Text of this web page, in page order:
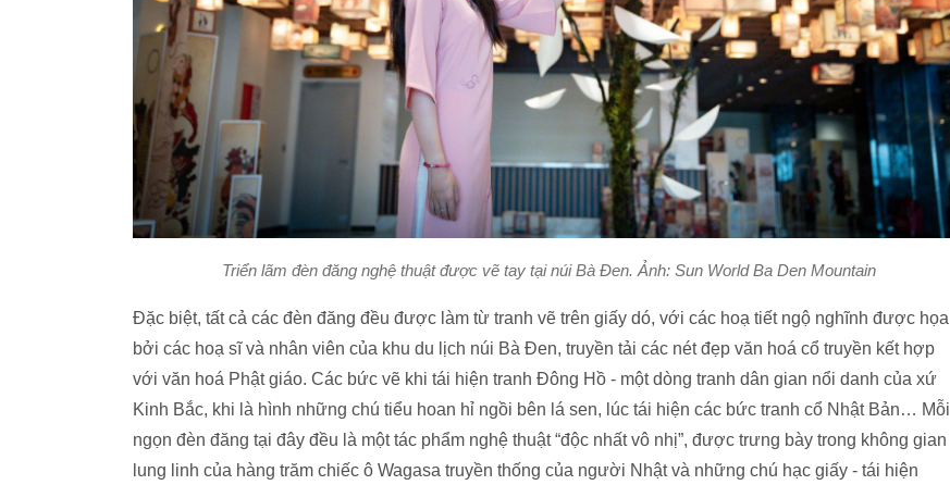
Triển lãm đèn đăng nghệ thuật được vẽ tay tại núi Bà Đen. Ảnh: Sun World Ba Den Mountain
Đặc biệt, tất cả các đèn đăng đều được làm từ tranh vẽ trên giấy dó, với các hoạ tiết ngộ nghĩnh được họa
bởi các hoạ sĩ và nhân viên của khu du lịch núi Bà Đen, truyền tải các nét đẹp văn hoá cổ truyền kết hợp
với văn hoá Phật giáo. Các bức vẽ khi tái hiện tranh Đông Hồ - một dòng tranh dân gian nổi danh của xứ
Kinh Bắc, khi là hình những chú tiểu hoan hỉ ngồi bên lá sen, lúc tái hiện các bức tranh cổ Nhật Bản… Mỗi
ngọn đèn đăng tại đây đều là một tác phẩm nghệ thuật “độc nhất vô nhị”, được trưng bày trong không gian
lung linh của hàng trăm chiếc ô Wagasa truyền thống của người Nhật và những chú hạc giấy - tái hiện